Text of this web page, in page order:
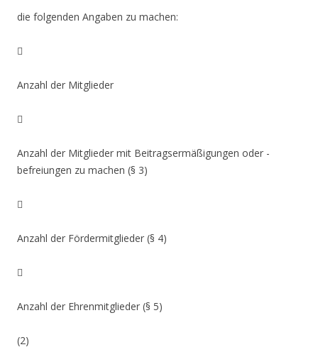
die folgenden Angaben zu machen:

Anzahl der Mitglieder

Anzahl der Mitglieder mit Beitragsermäßigungen oder -
befreiungen zu machen (§ 3)

Anzahl der Fördermitglieder (§ 4)

Anzahl der Ehrenmitglieder (§ 5)
(2)